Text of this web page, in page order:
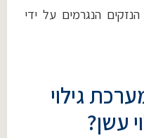
הנגרמים על ידי
גילוי
עשן?